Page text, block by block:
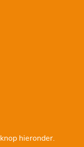
hieronder.